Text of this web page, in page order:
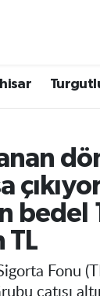
bedel
TL
Fonu
çatısı
Haritası
ve Fikstür